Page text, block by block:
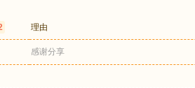
理由
感谢分享